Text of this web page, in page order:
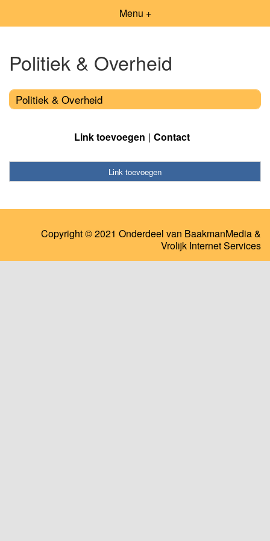
Menu +
Politiek & Overheid
Politiek & Overheid
Link toevoegen Contact
Link toevoegen
Copyright © 2021 Onderdeel van BaakmanMedia&
Vrolijk Internet Services